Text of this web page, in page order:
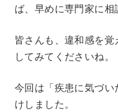
ば、早めに専門家に相
皆さんも、違和感を
してみてくださいね。
今回は「疾患に気づ
けしました。